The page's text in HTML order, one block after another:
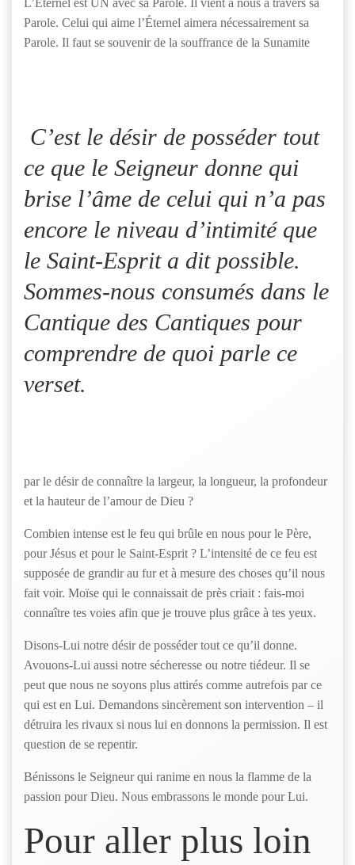
L’Éternel est UN avec sa Parole. Il vient à nous à travers sa
Parole. Celui qui aime l’Éternel aimera nécessairement sa
Parole. Il faut se souvenir de la souffrance de la Sunamite
C’est le désir de posséder tout
ce que le Seigneur donne qui
brise l’âme de celui qui n’a pas
encore le niveau d’intimité que
le Saint-Esprit a dit possible.
Sommes-nous consumés dans le
Cantique des Cantiques pour
comprendre de quoi parle ce
verset.
par le désir de connaître la largeur, la longueur, la profondeur
et la hauteur de l’amour de Dieu ?
Combien intense est le feu qui brûle en nous pour le Père,
pour Jésus et pour le Saint-Esprit ? L’intensité de ce feu est
supposée de grandir au fur et à mesure des choses qu’il nous
fait voir. Moïse qui le connaissait de près criait : fais-moi
connaître tes voies afin que je trouve plus grâce à tes yeux.
Disons-Lui notre désir de posséder tout ce qu’il donne.
Avouons-Lui aussi notre sécheresse ou notre tiédeur. Il se
peut que nous ne soyons plus attirés comme autrefois par ce
qui est en Lui. Demandons sincèrement son intervention – il
détruira les rivaux si nous lui en donnons la permission. Il est
question de se repentir.
Bénissons le Seigneur qui ranime en nous la flamme de la
passion pour Dieu. Nous embrassons le monde pour Lui.
Pour aller plus loin